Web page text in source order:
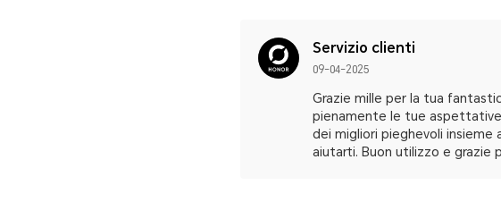
Servizio clienti
09-04-2025
Grazie mille per la tua
pienamente le tue aspettative
dei migliori pieghevoli insieme
aiutarti. Buon utilizzo e grazie